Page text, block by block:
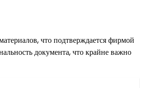
что подтверждается фирмой
документа, что крайне важно